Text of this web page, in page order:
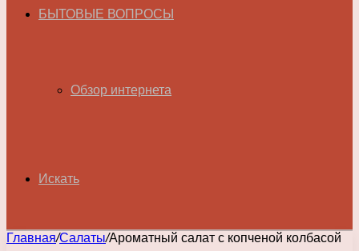
БЫТОВЫЕ ВОПРОСЫ
Обзор интернета
Искать
Главная/Салаты/Ароматный салат с копченой колбасой